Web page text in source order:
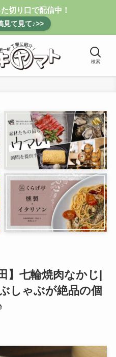
切り口で配信中！
見て見て♪>>
検索
】七輪焼肉なかじ|
しゃぶが絶品の個